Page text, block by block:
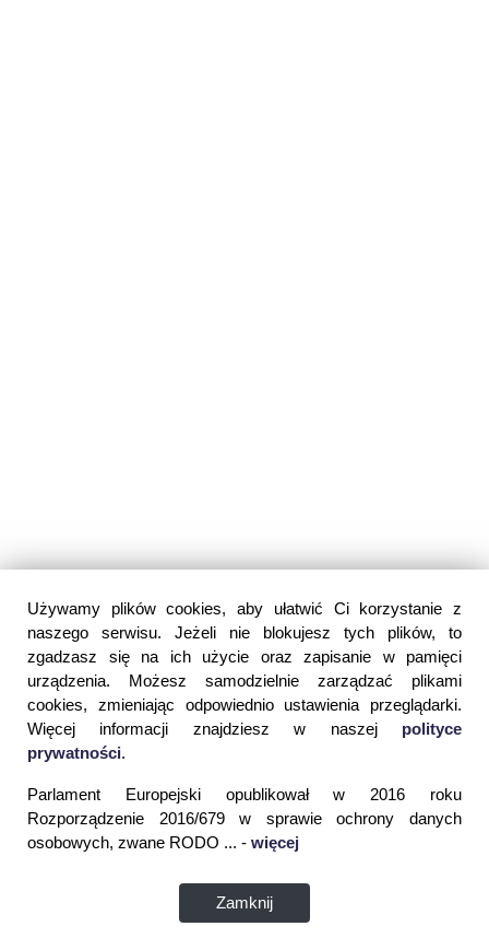
Używamy plików cookies, aby ułatwić Ci korzystanie z
naszego serwisu. Jeżeli nie blokujesz tych plików, to
zgadzasz się na ich użycie oraz zapisanie w pamięci
urządzenia. Możesz samodzielnie zarządzać plikami
cookies, zmieniając odpowiednio ustawienia przeglądarki.
Więcej informacji znajdziesz w naszej polityce
prywatności.
Parlament Europejski opublikował w 2016 roku
Rozporządzenie 2016/679 w sprawie ochrony danych
osobowych, zwane RODO ... - więcej
Zamknij